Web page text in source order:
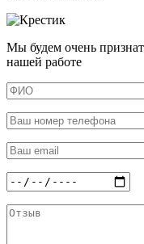
Мы будем очень
нашей работе